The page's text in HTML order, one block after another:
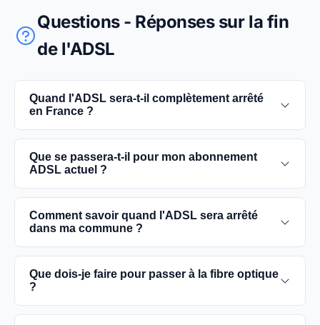
Questions - Réponses sur la fin
de l'ADSL
Quand l'ADSL sera-t-il complètement arrêté
en France ?
L'extinction complète du réseau ADSL est prévue
pour 2030. D'ici là, les utilisateurs sont
optique, plus rapides et fiables.
Que se passera-t-il pour mon abonnement
ADSL actuel ?
Vous pouvez continuer à utiliser votre
abonnement ADSL jusqu'à la date de fermeture du
conseillé de passer à la fibre optique dès que
possible pour une meilleure qualité de service.
Comment savoir quand l'ADSL sera arrêté
dans ma commune ?
Les dates précises de fermeture de l'ADSL varient
selon les communes. Vous pouvez trouver ces
commune spécifique.
Que dois-je faire pour passer à la fibre optique
?